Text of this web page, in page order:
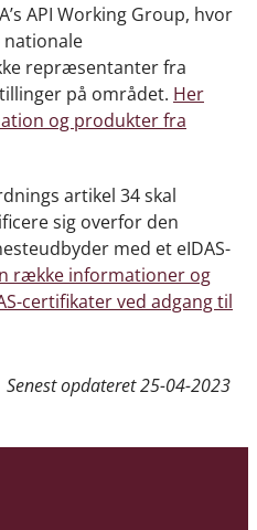
API Working Group, hvor
nationale
repræsentanter fra
på området. Her
og produkter fra
artikel 34 skal
sig overfor den
med et eIDAS-
række informationer og
certifikater ved adgang til
Senest opdateret25-04-2023